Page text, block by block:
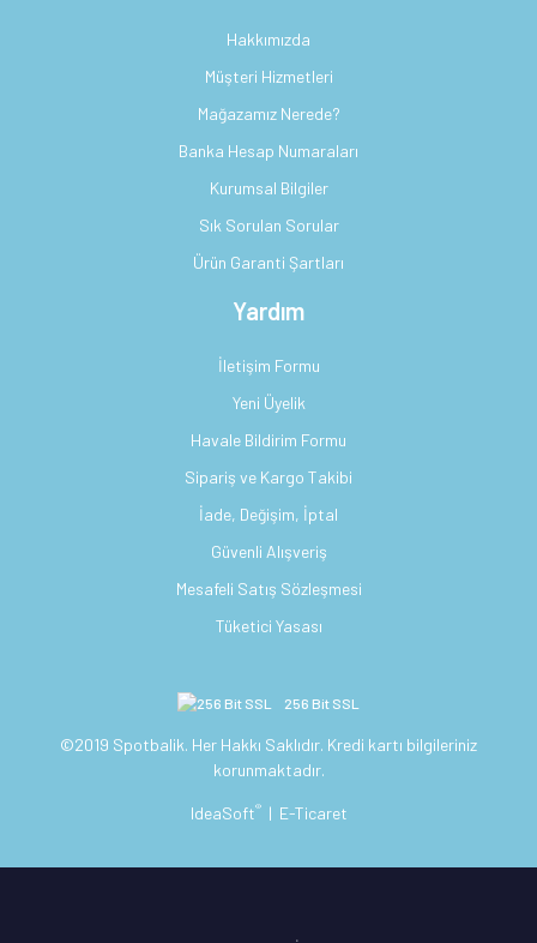
Hakkımızda
Müşteri Hizmetleri
Mağazamız Nerede?
Banka Hesap Numaraları
Kurumsal Bilgiler
Sık Sorulan Sorular
Ürün Garanti Şartları
Yardım
İletişim Formu
Yeni Üyelik
Havale Bildirim Formu
Sipariş ve Kargo Takibi
İade, Değişim, İptal
Güvenli Alışveriş
Mesafeli Satış Sözleşmesi
Tüketici Yasası
256 Bit SSL
©2019 Spotbalik. Her Hakkı Saklıdır. Kredi kartı bilgileriniz
korunmaktadır.
IdeaSoft® | E-Ticaret